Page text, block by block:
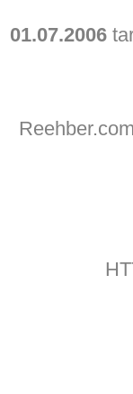
01.07.2006